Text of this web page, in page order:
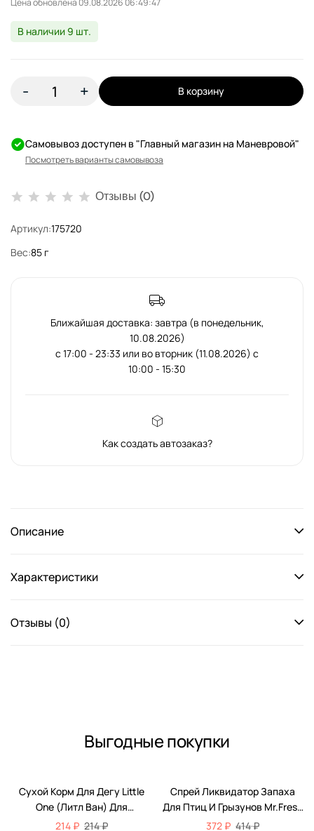
Цена обновлена
В наличии 9 шт.
- + В корзину
Самовывоз доступен в "Главный магазин на Маневровой"
Посмотреть варианты самовывоза
Отзывы (0)
Артикул:175720
Вес:85 г
Ближайшая доставка: завтра (в понедельник,
10.08.2026)
с 17:00 - 23:33 или во вторник (11.08.2026) с
10:00 - 15:30
Как создать автозаказ?
Описание
Характеристики
Отзывы (0)
Выгодные покупки
Сухой Корм Для Дегу Little
One (Литл Ван) Для
Здорового Пищеварения И
214 ₽ 214 ₽
-10%
Спрей Ликвидатор Запаха
Для Птиц И Грызунов Mr.Fresh
(Мистер Фреш) Expert 2 В 1
372 ₽ 414 ₽